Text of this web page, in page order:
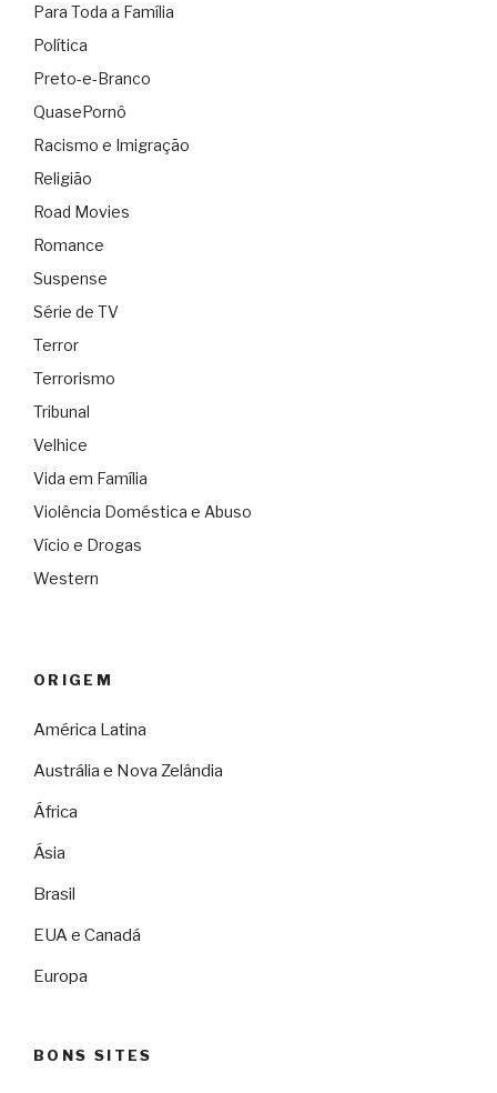
Para Toda a Família
Política
Preto-e-Branco
QuasePornô
Racismo e Imigração
Religião
Road Movies
Romance
Suspense
Série de TV
Terror
Terrorismo
Tribunal
Velhice
Vida em Família
Violência Doméstica e Abuso
Vício e Drogas
Western
ORIGEM
América Latina
Austrália e Nova Zelândia
África
Ásia
Brasil
EUA e Canadá
Europa
BONS SITES